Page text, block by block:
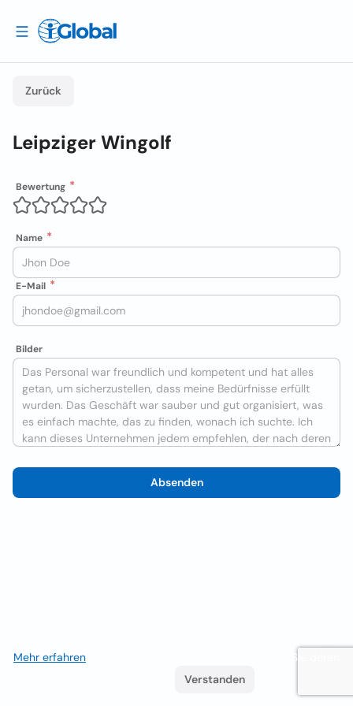
Zurück
Leipziger Wingolf
Bewertung
Name
E-Mail
Bilder
Absenden
Mehr erfahren . Wenn Sie weiterhin surfen, akzeptieren Sie deren
Verstanden